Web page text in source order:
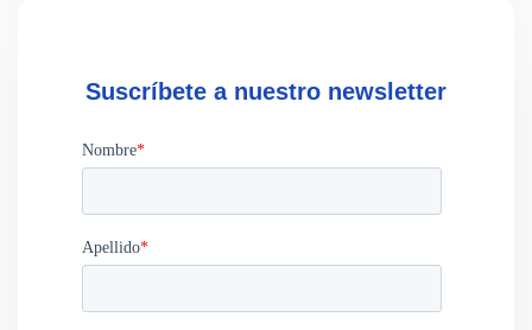
Suscríbete a nuestro newsletter